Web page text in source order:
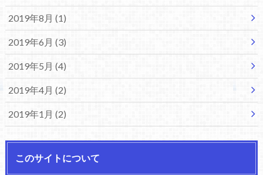
2019年8月 (1)
2019年6月 (3)
2019年5月 (4)
2019年4月 (2)
2019年1月 (2)
このサイトについて